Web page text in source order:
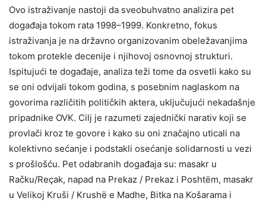
Ovo istraživanje nastoji da sveobuhvatno analizira pet
događaja tokom rata 1998–1999. Konkretno, fokus
istraživanja je na državno organizovanim obeležavanjima
tokom protekle decenije i njihovoj osnovnoj strukturi.
Ispitujući te događaje, analiza teži tome da osvetli kako su
se oni odvijali tokom godina, s posebnim naglaskom na
govorima različitih političkih aktera, uključujući nekadašnje
pripadnike OVK. Cilj je razumeti zajednički narativ koji se
provlači kroz te govore i kako su oni značajno uticali na
kolektivno sećanje i podstakli osećanje solidarnosti u vezi
s prošlošću. Pet odabranih događaja su: masakr u
Račku/Reçak, napad na Prekaz / Prekaz i Poshtëm, masakr
u Velikoj Kruši / Krushë e Madhe, Bitka na Košarama i